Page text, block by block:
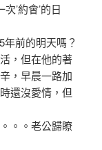
’約會’的日
前的明天嗎？
，但在他的著
，早晨一路加
還沒愛情，但
。。老公歸瞭